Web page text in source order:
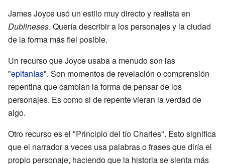
James Joyce usó un estilo muy directo y realista en
Dublineses. Quería describir a los personajes y la ciudad
de la forma más fiel posible.
Un recurso que Joyce usaba a menudo son las
"epifanías". Son momentos de revelación o comprensión
repentina que cambian la forma de pensar de los
personajes. Es como si de repente vieran la verdad de
algo.
Otro recurso es el "Principio del tío Charles". Esto significa
que el narrador a veces usa palabras o frases que diría el
propio personaje, haciendo que la historia se sienta más